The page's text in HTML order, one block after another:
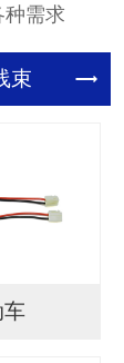
需求
车